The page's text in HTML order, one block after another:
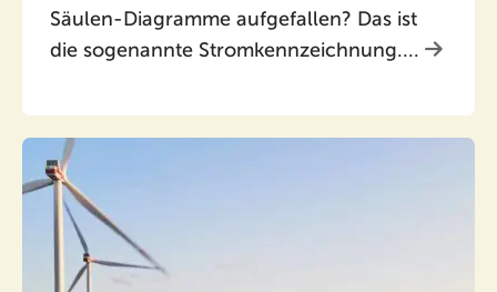
Säulen-Diagramme aufgefallen? Das ist
die sogenannte Stromkennzeichnung....